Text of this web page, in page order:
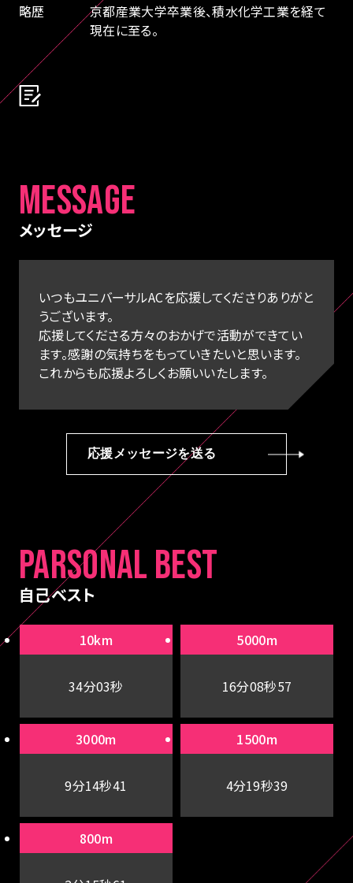
略歴
京都産業大学卒業後、積水化学工業を経て
現在に至る。
MESSAGE
メッセージ
いつもユニバーサルACを応援してくださりありがと
うございます。
応援してくださる方々のおかげで活動ができてい
ます。感謝の気持ちをもっていきたいと思います。
これからも応援よろしくお願いいたします。
応援メッセージを送る
PARSONAL BEST
自己ベスト
10km
34分03秒
5000m
16分08秒57
3000m
9分14秒41
1500m
4分19秒39
800m